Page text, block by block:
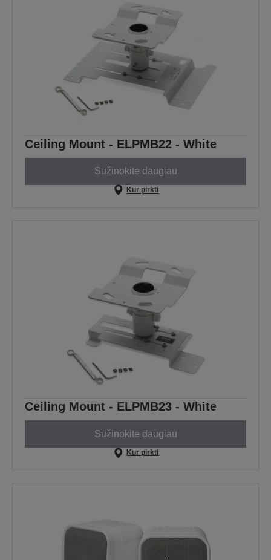
Ceiling Mount - ELPMB22 - White
Sužinokite daugiau
Kur pirkti
Ceiling Mount - ELPMB23 - White
Sužinokite daugiau
Kur pirkti